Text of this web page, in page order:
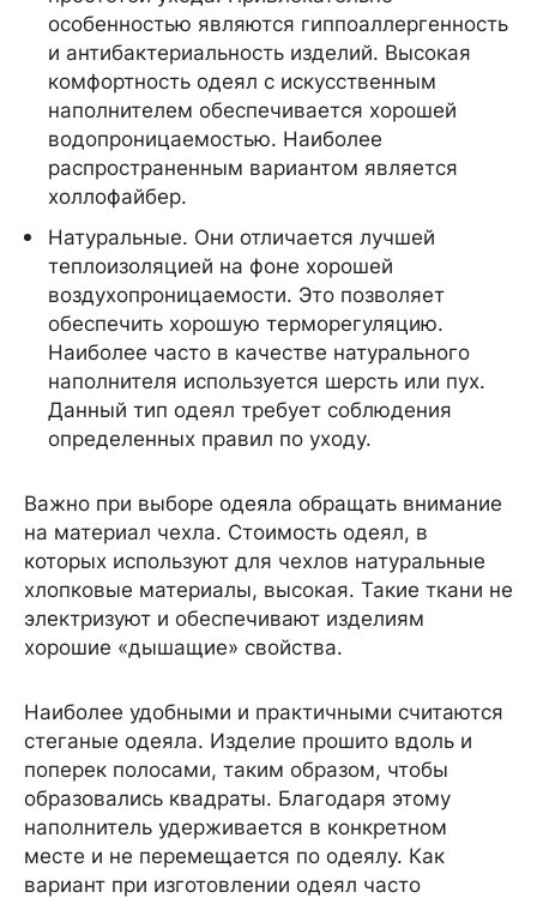
особенностью являются гиппоаллергенность
и антибактериальность изделий. Высокая
комфортность одеял с искусственным
наполнителем обеспечивается хорошей
водопроницаемостью. Наиболее
распространенным вариантом является
холлофайбер.
Натуральные. Они отличается лучшей
теплоизоляцией на фоне хорошей
воздухопроницаемости. Это позволяет
обеспечить хорошую терморегуляцию.
Наиболее часто в качестве натурального
наполнителя используется шерсть или пух.
Данный тип одеял требует соблюдения
определенных правил по уходу.
Важно при выборе одеяла обращать внимание
на материал чехла. Стоимость одеял, в
которых используют для чехлов натуральные
хлопковые материалы, высокая. Такие ткани не
электризуют и обеспечивают изделиям
хорошие «дышащие» свойства.
Наиболее удобными и практичными считаются
стеганые одеяла. Изделие прошито вдоль и
поперек полосами, таким образом, чтобы
образовались квадраты. Благодаря этому
наполнитель удерживается в конкретном
месте и не перемещается по одеялу. Как
вариант при изготовлении одеял часто